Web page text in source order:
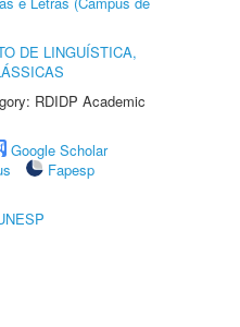
DE LINGUÍSTICA,
RDIDP Academic
Google Scholar
Fapesp